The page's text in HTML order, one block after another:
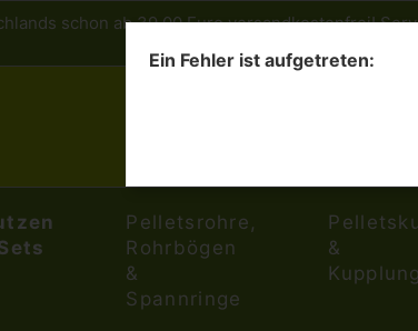
schon ab 39,00 Euro versandkostenfrei!
Pelletsrohre,
Rohrbögen
&
Spannringe
&
Ein Fehler ist aufgetreten: